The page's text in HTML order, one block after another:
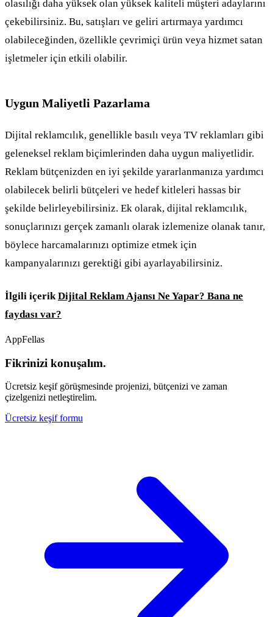
olasılığı daha yüksek olan yüksek kaliteli müşteri adaylarını
çekebilirsiniz. Bu, satışları ve geliri artırmaya yardımcı
olabileceğinden, özellikle çevrimiçi ürün veya hizmet satan
işletmeler için etkili olabilir.
Uygun Maliyetli Pazarlama
Dijital reklamcılık, genellikle basılı veya TV reklamları gibi
geleneksel reklam biçimlerinden daha uygun maliyetlidir.
Reklam bütçenizden en iyi şekilde yararlanmanıza yardımcı
olabilecek belirli bütçeleri ve hedef kitleleri hassas bir
şekilde belirleyebilirsiniz. Ek olarak, dijital reklamcılık,
sonuçlarınızı gerçek zamanlı olarak izlemenize olanak tanır,
böylece harcamalarınızı optimize etmek için
kampanyalarınızı gerektiği gibi ayarlayabilirsiniz.
İlgili içerik Dijital Reklam Ajansı Ne Yapar? Bana ne
faydası var?
AppFellas
Fikrinizi konuşalım.
Ücretsiz keşif görüşmesinde projenizi, bütçenizi ve zaman
çizelgenizi netleştirelim.
Ücretsiz keşif formu